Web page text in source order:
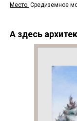
Место: Средиземное
А здесь